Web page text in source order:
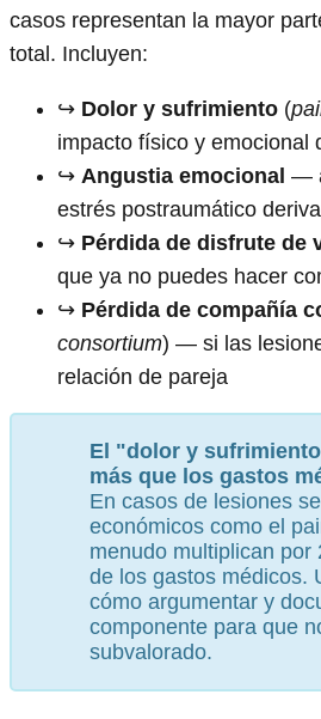
casos representan la mayor
total. Incluyen:
↪️ Dolor y sufrimiento (
impacto físico y emocional
↪️ Angustia emocional —
estrés postraumático
↪️ Pérdida de disfrute de
que ya no puedes hacer
↪️ Pérdida de compañía
consortium) — si las
relación de pareja
El "dolor y
más que los gastos
En casos de lesiones
económicos como el
menudo multiplican por
de los gastos médicos.
cómo argumentar y
componente para que
subvalorado.